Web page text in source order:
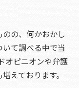
の、何かおかし
て調べる中で当
オピニオンや弁護
えております。